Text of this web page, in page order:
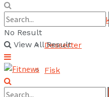
Brød og bagværk
Desserter
Fisk
No Result
View All Result